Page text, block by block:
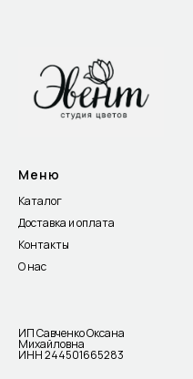
Меню
Каталог
Доставка и оплата
Контакты
О нас
ИП Савченко Оксана
Михайловна
ИНН 244501665283